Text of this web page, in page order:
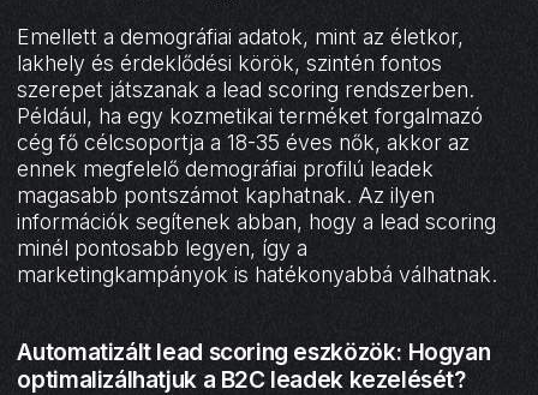
Emellett a demográfiai adatok, mint az életkor,
lakhely és érdeklődési körök, szintén fontos
szerepet játszanak a lead scoring rendszerben.
Például, ha egy kozmetikai terméket forgalmazó
cég fő célcsoportja a 18-35 éves nők, akkor az
ennek megfelelő demográfiai profilú leadek
magasabb pontszámot kaphatnak. Az ilyen
információk segítenek abban, hogy a lead scoring
minél pontosabb legyen, így a
marketingkampányok is hatékonyabbá válhatnak.
Automatizált lead scoring eszközök: Hogyan
optimalizálhatjuk a B2C leadek kezelését?